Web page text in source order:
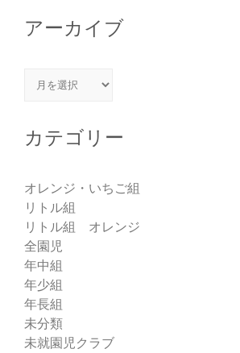
アーカイブ
アーカイブ
カテゴリー
オレンジ・いちご組
リトル組
リトル組 オレンジ
全園児
年中組
年少組
年長組
未分類
未就園児クラブ